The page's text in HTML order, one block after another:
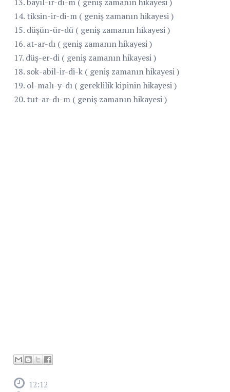
14. tiksin-ir-di-m ( geniş zamanın hikayesi )
15. düşün-ür-dü ( geniş zamanın hikayesi )
16. at-ar-dı ( geniş zamanın hikayesi )
17. düş-er-di ( geniş zamanın hikayesi )
18. sok-abil-ir-di-k ( geniş zamanın hikayesi )
19. ol-malı-y-dı ( gereklilik kipinin hikayesi )
20. tut-ar-dı-m ( geniş zamanın hikayesi )
12:12